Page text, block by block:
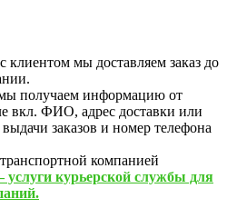
клиентом мы доставляем заказ до
мы получаем информацию от
вкл. ФИО, адрес доставки или
заказов и номер телефона
компанией
курьерской службы для